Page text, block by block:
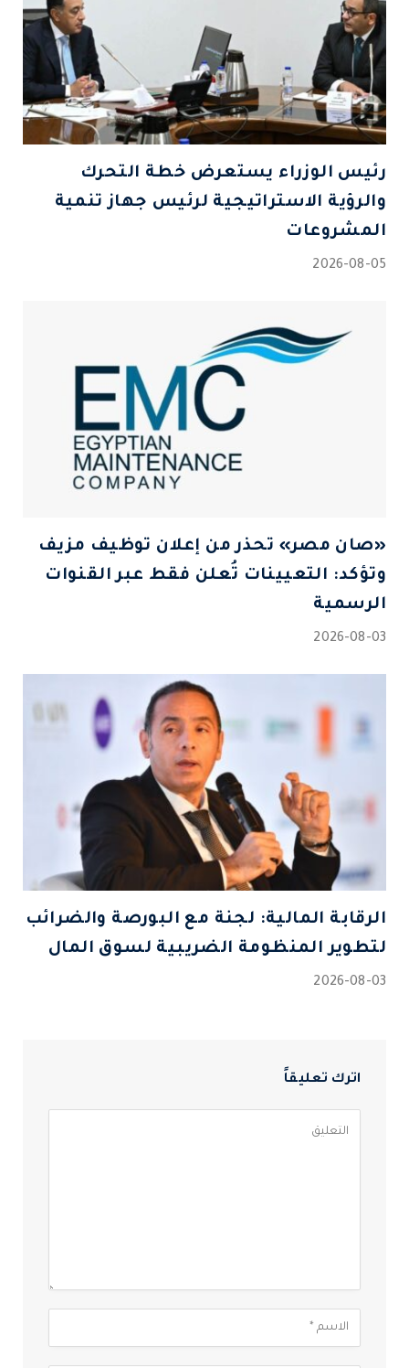
رئيس الوزراء يستعرض خطة التحرك
والرؤية الاستراتيجية لرئيس جهاز تنمية
المشروعات
2026-08-05
«صان مصر» تحذر من إعلان توظيف مزيف
وتؤكد: التعيينات تُعلن فقط عبر القنوات
الرسمية
2026-08-03
الرقابة المالية: لجنة مع البورصة والضرائب
لتطوير المنظومة الضريبية لسوق المال
2026-08-03
اترك تعليقاً